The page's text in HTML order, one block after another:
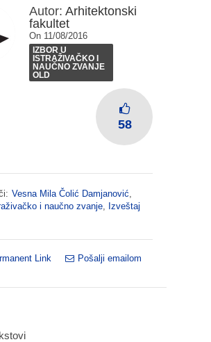
Autor: Arhitektonski
fakultet
On 11/08/2016
IZBOR U
ISTRAŽIVAČKO I
NAUČNO ZVANJE
OLD
58
Vesna Mila Čolić Damjanović,
i naučno zvanje, Izveštaj
Link Pošalji emailom